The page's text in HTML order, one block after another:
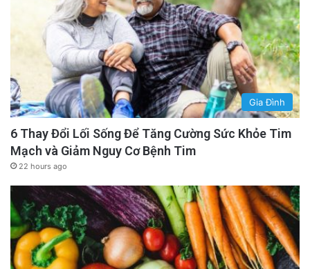
Gia Đình
6 Thay Đổi Lối Sống Để Tăng Cường Sức Khỏe Tim
Mạch và Giảm Nguy Cơ Bệnh Tim
22 hours ago